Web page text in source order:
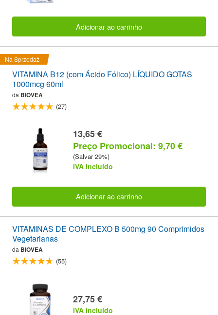
Adicionar ao carrinho
Na Sprzedaż
VITAMINA B12 (com Ácido Fólico) LÍQUIDO GOTAS
1000mcg 60ml
da BIOVEA
(27)
13,65 €
Preço Promocional: 9,70 €
(Salvar 29%)
IVA incluido
Adicionar ao carrinho
VITAMINAS DE COMPLEXO B 500mg 90 Comprimidos
Vegetarianas
da BIOVEA
(55)
27,75 €
IVA incluido